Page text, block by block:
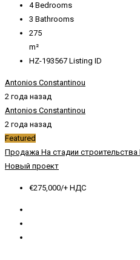
4Bedrooms
3 Bathrooms
275
m²
HZ-193567 Listing ID
Antonios Constantinou
2 года назад
Antonios Constantinou
2 года назад
Featured
Продажа На стадии строительства
Новый проект
€275,000/+ НДС